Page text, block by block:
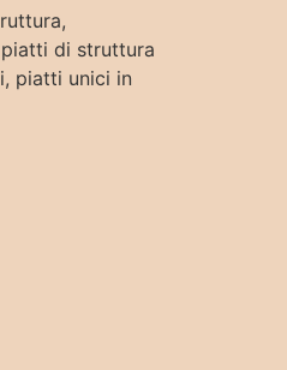
di struttura
piatti unici in